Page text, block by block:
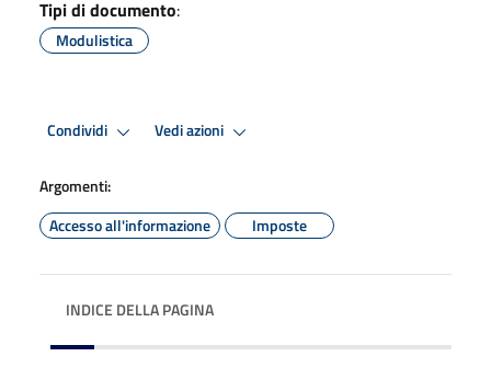
Tipi di documento:
Modulistica
Condividi Vedi azioni
Argomenti:
Accesso all'informazione
Imposte
INDICE DELLA PAGINA